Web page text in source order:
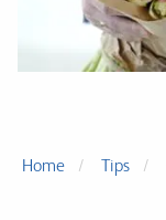
Home Tips